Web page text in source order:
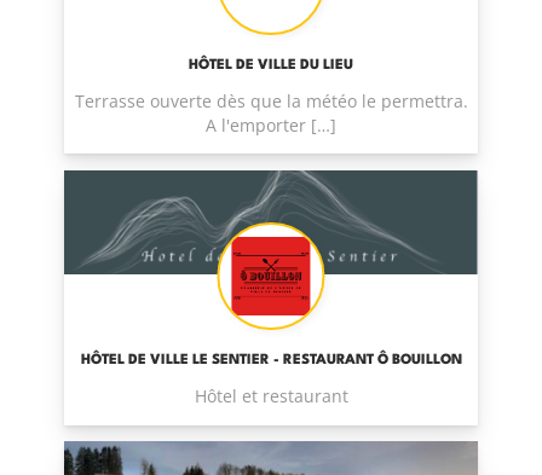
HÔTEL DE VILLE DU LIEU
Terrasse ouverte dès que la météo le permettra.
A l'emporter […]
HÔTEL DE VILLE LE SENTIER - RESTAURANT Ô BOUILLON
Hôtel et restaurant